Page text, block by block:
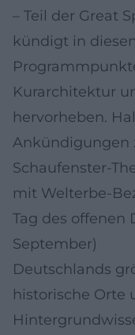
– Teil der Great
kündigt in
Kurarchitektur
hervorheben.
Ankündigungen
Schaufenster-
mit Welterbe-
Tag des offenen
September)
Deutschlands
historische Orte